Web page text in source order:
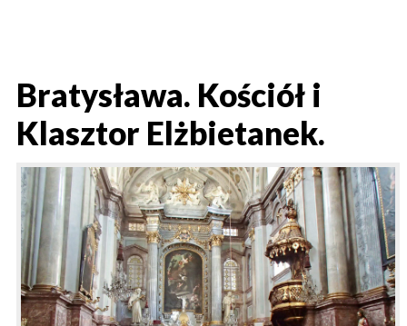
Bratysława. Kościół i
Klasztor Elżbietanek.